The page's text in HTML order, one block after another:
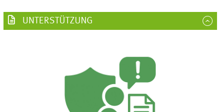
UNTERSTÜTZUNG